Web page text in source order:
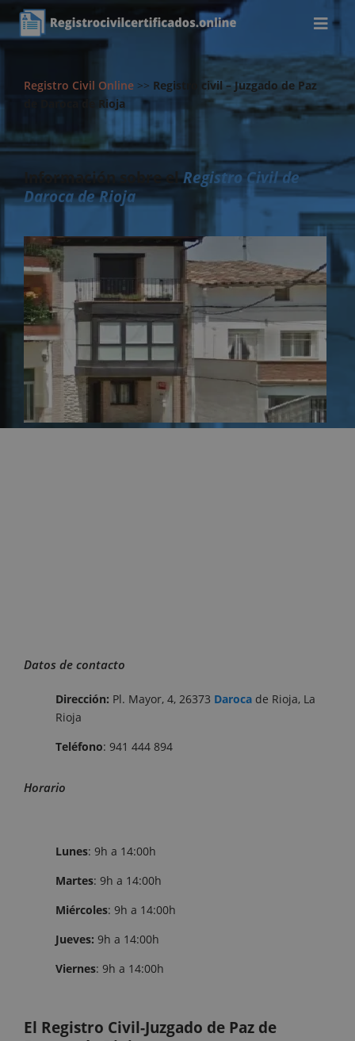
Registro Civil Online >> Registro civil – Juzgado de Paz
de Daroca de Rioja
Información sobre elRegistro Civil de
Daroca de Rioja
Datos de contacto
Dirección: Pl. Mayor, 4, 26373 Daroca de Rioja, La
Rioja
Teléfono: 941 444 894
Horario
Lunes: 9h a 14:00h
Martes: 9h a 14:00h
Miércoles: 9h a 14:00h
Jueves: 9h a 14:00h
Viernes: 9h a 14:00h
El Registro Civil-Juzgado de Paz de